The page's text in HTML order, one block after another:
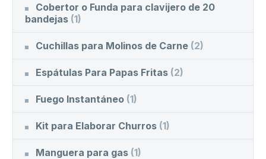
Cobertor o Funda para clavijero de 20
bandejas (1)
Cuchillas para Molinos de Carne (2)
Espátulas Para Papas Fritas (2)
Fuego Instantáneo (1)
Kit para Elaborar Churros (1)
Manguera para gas (1)